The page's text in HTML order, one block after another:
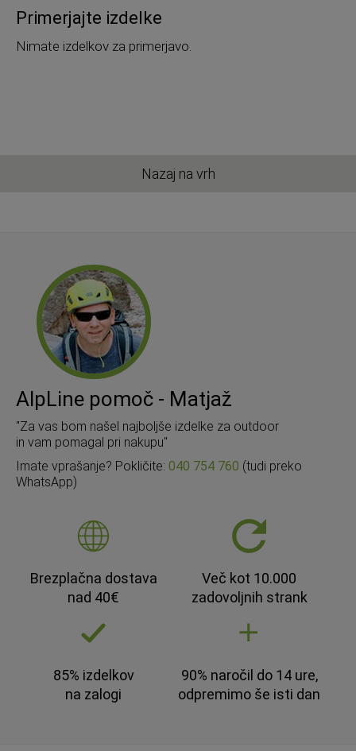
Primerjajte izdelke
Nimate izdelkov za primerjavo.
Nazaj na vrh
AlpLine pomoč - Matjaž
"Za vas bom našel najboljše izdelke za outdoor
in vam pomagal pri nakupu"
Imate vprašanje? Pokličite: 040 754 760 (tudi preko
WhatsApp)
Brezplačna dostava
nad 40€
Več kot 10.000
zadovoljnih strank
85% izdelkov
na zalogi
90% naročil do 14 ure,
odpremimo še isti dan